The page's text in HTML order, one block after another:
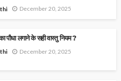
December 20, 2025
पौधा लगाने के सही वास्तु नियम ?
December 20, 2025